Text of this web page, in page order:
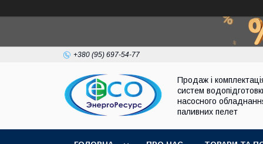
+380 (95) 697-54-77
Продаж і
систем
насосного
паливних пелет